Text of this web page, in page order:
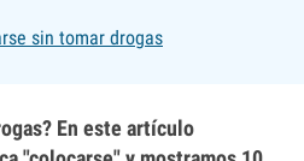
sin tomar drogas
En este artículo